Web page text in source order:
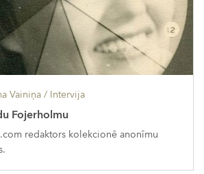
Vainiņa / Intervija
Fojerholmu
redaktors kolekcionē anonīmu